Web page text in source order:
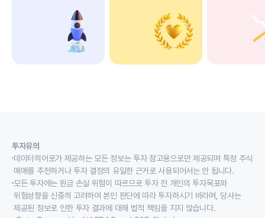
투자유의
데이터히어로가 제공하는 모든 정보는 투자 참고용으로만 제공되며 특정 주식
매매를 추천하거나 투자 결정의 유일한 근거로 사용되어서는 안 됩니다.
모든 투자에는 원금 손실 위험이 따르므로 투자 전 개인의 투자목표와
위험성향을 신중히 고려하여 본인 판단에 따라 투자하시기 바라며, 당사는
제공된 정보로 인한 투자 결과에 대해 법적 책임을 지지 않습니다.